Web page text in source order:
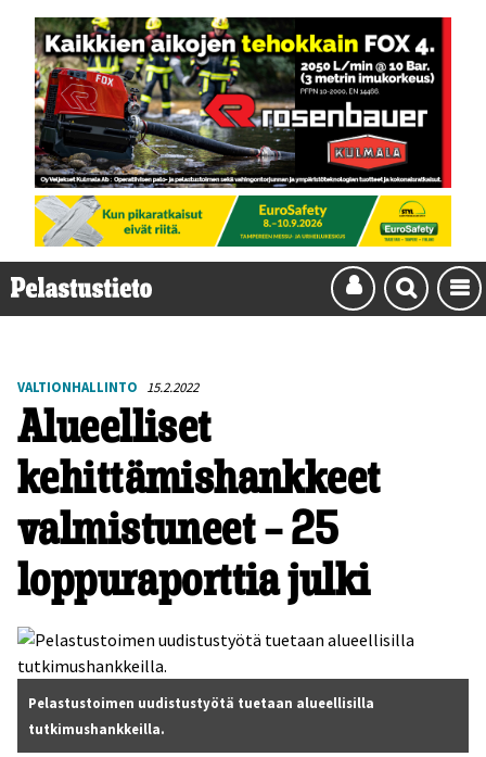
VALTIONHALLINTO 15.2.2022
Alueelliset
kehittämishankkeet
valmistuneet – 25
loppuraporttia julki
Pelastustoimen uudistustyötä tuetaan alueellisilla
tutkimushankkeilla.